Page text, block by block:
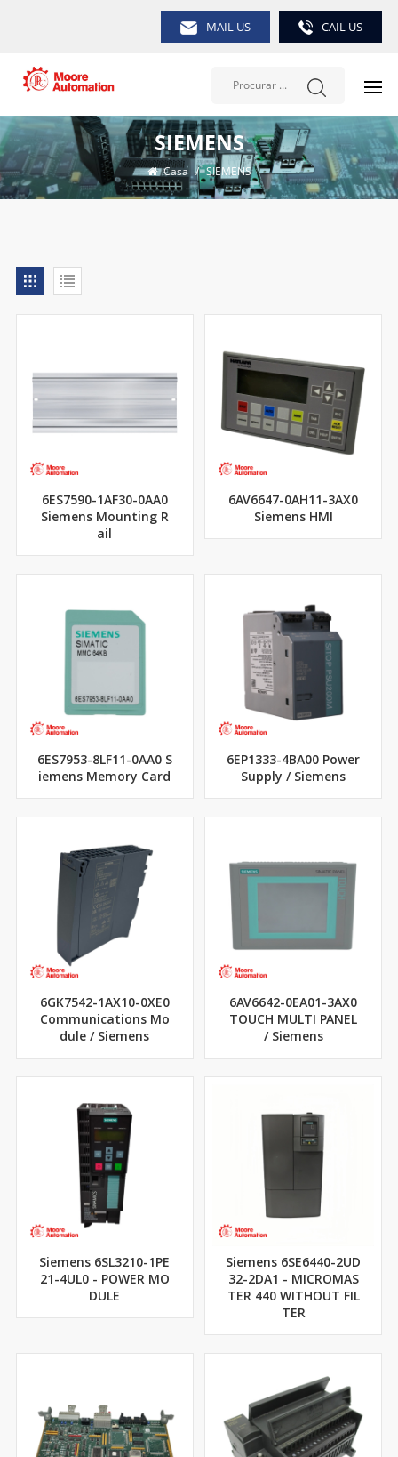
MAIL US CAIL US
SIEMENS
Casa / SIEMENS
6ES7590-1AF30-0AA0
Siemens Mounting R
ail
6AV6647-0AH11-3AX0
Siemens HMI
6ES7953-8LF11-0AA0 S
iemens Memory Card
6EP1333-4BA00 Power
Supply / Siemens
6GK7542-1AX10-0XE0
Communications Mo
dule / Siemens
6AV6642-0EA01-3AX0
TOUCH MULTI PANEL
/ Siemens
Siemens 6SL3210-1PE
21-4UL0 - POWER MO
DULE
Siemens 6SE6440-2UD
32-2DA1 - MICROMAS
TER 440 WITHOUT FIL
TER